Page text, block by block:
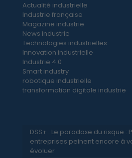
Actualité industrielle
Industrie française
Magazine industrie
News industrie
Technologies industrielles
Innovation industrielle
Industrie 4.0
Smart industry
robotique industrielle
transformation digitale industrie
DSS+ : Le paradoxe du risque :
entreprises peinent encore à
évoluer